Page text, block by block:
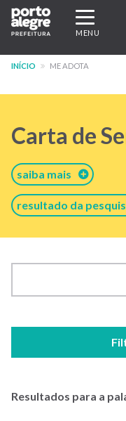
Pular
para
conteúdo
Expandir/
navegação
MENU
INÍCIO ME ADOTA
Carta de
saiba mais
resultado da
Resultados para a